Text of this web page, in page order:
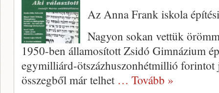
Az Anna Frank iskola
Nagyon sokan vettük
1950-ben államosí­tott Zsidó Gimnázium
egymilliárd-ötszázhuszonhétmillió forintot
összegből már telhet … Tovább »